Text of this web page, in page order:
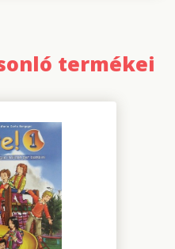
termékei